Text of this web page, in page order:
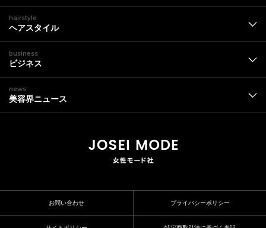
hairstyle
ヘアスタイル
business
ビジネス
news
美容界ニュース
お問い合わせ プライバシーポリシー